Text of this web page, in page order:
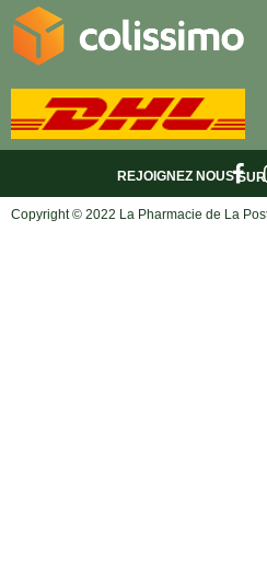
REJOIGNEZ NOUS
Copyright © 2022 La Pharmacie de La